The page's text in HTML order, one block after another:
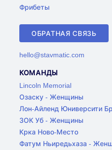
Фрибеты
ОБРАТНАЯ СВЯЗЬ
hello@stavmatic.com
КОМАНДЫ
Lincoln Memorial
Озаску - Женщины
Лон-Айленд Юниверсити
ЗОК Уб - Женщины
Крка Ново-Место
Фатум Ньиредьхаза -